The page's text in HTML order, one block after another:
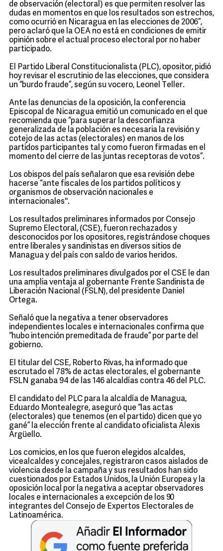
de observación (electoral) es que permiten resolver las
dudas en momentos en que los resultados son estrechos,
como ocurrió en Nicaragua en las elecciones de 2006”,
pero aclaró que la OEA no está en condiciones de emitir
opinión sobre el actual proceso electoral por no haber
participado.
El Partido Liberal Constitucionalista (PLC), opositor, pidió
hoy revisar el escrutinio de las elecciones, que considera
un “burdo fraude”, según su vocero, Leonel Teller.
Ante las denuncias de la oposición, la conferencia
Episcopal de Nicaragua emitió un comunicado en el que
recomienda que “para superar la desconfianza
generalizada de la población es necesaria la revisión y
cotejo de las actas (electorales) en manos de los
partidos participantes tal y como fueron firmadas en el
momento del cierre de las juntas receptoras de votos”.
Los obispos del país señalaron que esa revisión debe
hacerse “ante fiscales de los partidos políticos y
organismos de observación nacionales e
internacionales''.
Los resultados preliminares informados por Consejo
Supremo Electoral, (CSE), fueron rechazados y
desconocidos por los opositores, registrándose choques
entre liberales y sandinistas en diversos sitios de
Managua y del país con saldo de varios heridos.
Los resultados preliminares divulgados por el CSE le dan
una amplia ventaja al gobernante Frente Sandinista de
Liberación Nacional (FSLN), del presidente Daniel
Ortega.
Señaló que la negativa a tener observadores
independientes locales e internacionales confirma que
“hubo intención premeditada de fraude” por parte del
gobierno.
El titular del CSE, Roberto Rivas, ha informado que
escrutado el 78% de actas electorales, el gobernante
FSLN ganaba 94 de las 146 alcaldías contra 46 del PLC.
El candidato del PLC para la alcaldía de Managua,
Eduardo Montealegre, aseguró que “las actas
(electorales) que tenemos (en el partido) dicen que yo
gané” la elección frente al candidato oficialista Alexis
Argüello.
Los comicios, en los que fueron elegidos alcaldes,
vicealcaldes y concejales, registraron casos aislados de
violencia desde la campaña y sus resultados han sido
cuestionados por Estados Unidos, la Unión Europea y la
oposición local por la negativa a aceptar observadores
locales e internacionales a excepción de los 90
integrantes del Consejo de Expertos Electorales de
Latinoamérica.